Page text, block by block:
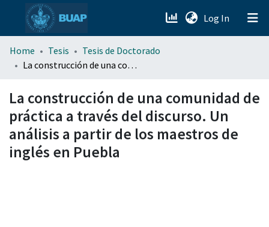
Log In (current)
menu.section.about_menu
Home Tesis
Tesis de Doctorado
La construcción de una comunidad de práctica a través del discurso. Un análisis a partir de los maestros de inglés en Puebla
La construcción de una comunidad de
práctica a través del discurso. Un
análisis a partir de los maestros de
inglés en Puebla